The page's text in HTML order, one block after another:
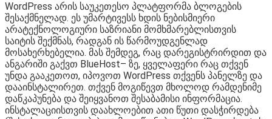
WordPress არის საუკეთესო პლატფორმა ბლოგების
შესაქმნელად. ეს უმარტივესს ხდის ნებისმიერი
არატექნოლოგიური საზრიანი მომხმარებლისთვის
საიტის შექმნას, რადგან ის წარმოუდგენლად
მოსახერხებელია. მას შემდეგ, რაც დარეგისტრირდით და
ანგარიში გაქვთ BlueHost– ზე, ყველაფერი რაც თქვენ
უნდა გააკეთოთ, იპოვოთ WordPress თქვენს პანელზე და
დააინსტალირეთ. თქვენ მოგიწევთ მხოლოდ რამდენიმე
დაწკაპუნება და შეიყვანოთ შესაბამისი ინფორმაცია.
ინსტალაციისთვის დაახლოებით ათი წუთი დასჭირდება